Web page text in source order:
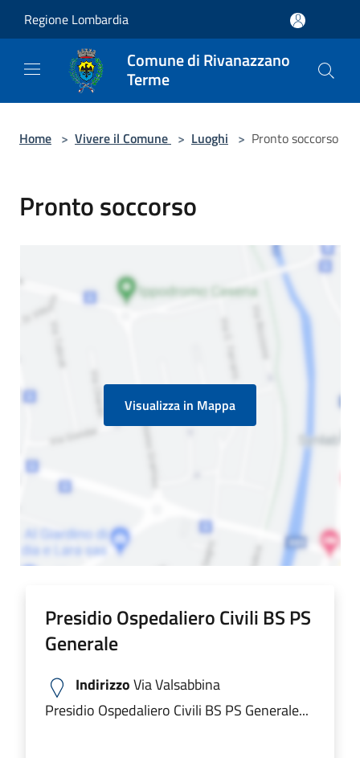
Regione Lombardia
Comune di Rivanazzano
Terme
Home > Vivere il Comune > Luoghi > Pronto soccorso
Pronto soccorso
Visualizza in Mappa
Presidio Ospedaliero Civili BS PS
Generale
IndirizzoVia Valsabbina
Presidio Ospedaliero Civili BS PS Generale...